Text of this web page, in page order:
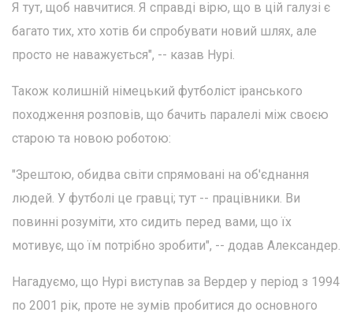
Я тут, щоб навчитися. Я справді вірю, що в цій галузі є
багато тих, хто хотів би спробувати новий шлях, але
просто не наважується", -- казав Нурі.
Також колишній німецький футболіст іранського
походження розповів, що бачить паралелі між своєю
старою та новою роботою:
"Зрештою, обидва світи спрямовані на об'єднання
людей. У футболі це гравці; тут -- працівники. Ви
повинні розуміти, хто сидить перед вами, що їх
мотивує, що їм потрібно зробити", -- додав Александер.
Нагадуємо, що Нурі виступав за Вердер у період з 1994
по 2001 рік, проте не зумів пробитися до основного